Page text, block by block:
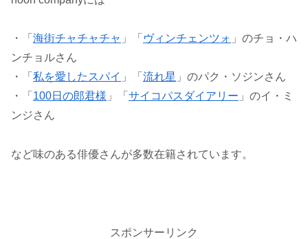
・「 海街チャチャチャ 」「 ヴィンチェンツォ 」のチョ・ハ
ンチョルさん
・「 私を愛したスパイ 」「 流れ星 」のパク・ソジンさん
・「 100日の郎君様 」「 サイコパスダイアリー 」のイ・ミ
ンジさん
など味のある俳優さんが多数在籍されています。
スポンサーリンク